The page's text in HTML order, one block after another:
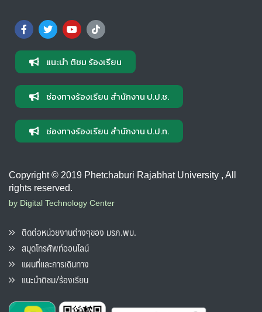
แนะนำ ติชม ร้องเรียน
ช่องทางร้องเรียน สำนักงาน ป.ป.ช.
ช่องทางร้องเรียน สำนักงาน ป.ป.ท.
Copyright © 2019 Phetchaburi Rajabhat University , All
rights reserved.
by Digital Technology Center
ติดต่อหน่วยงานต่างๆของ มรภ.พบ.
สมุดโทรศัพท์ออนไลน์
แผนที่และการเดินทาง
แนะนำติชม/ร้องเรียน